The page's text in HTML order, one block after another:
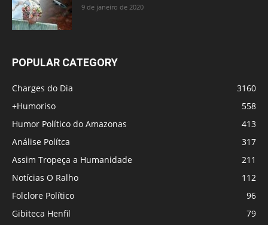
9 de janeiro de 2020
POPULAR CATEGORY
Charges do Dia
3160
+Humoriso
558
Humor Político do Amazonas
413
Análise Polítca
317
Assim Tropeça a Humanidade
211
Notícias O Ralho
112
Folclore Político
96
Gibiteca Henfil
79